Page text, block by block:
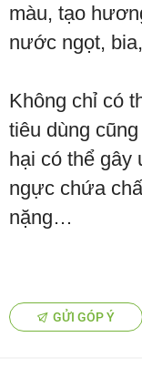
màu, tạo
nước ngọt,
Không chỉ có
tiêu dùng
hại có thể gây
ngực chứa
nặng…
GỬI GÓP Ý